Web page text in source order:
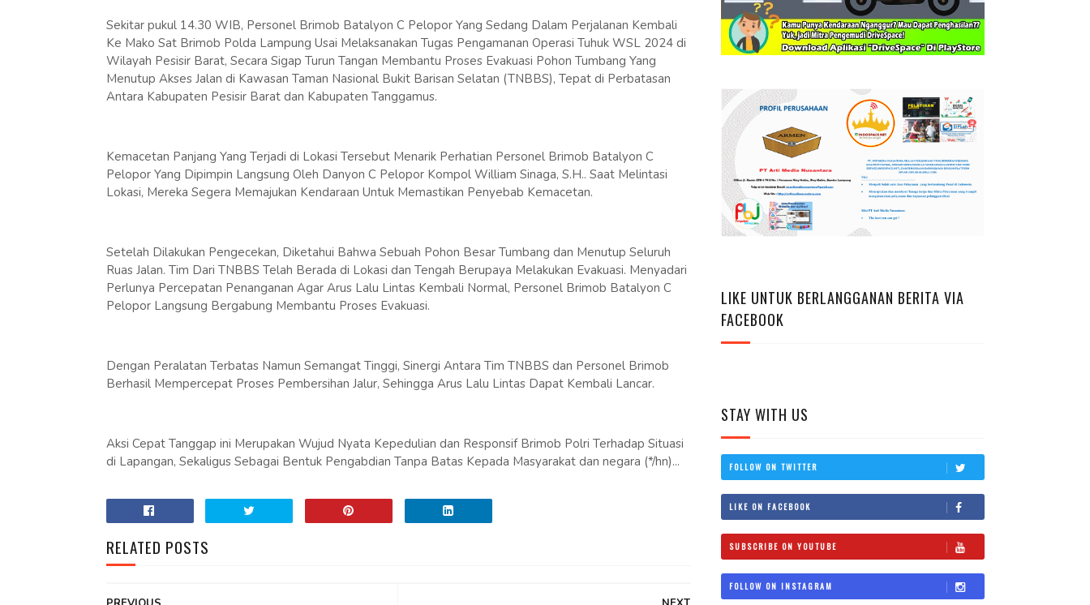
Sekitar pukul 14.30 WIB, Personel Brimob Batalyon C Pelopor Yang Sedang Dalam Perjalanan Kembali
Ke Mako Sat Brimob Polda Lampung Usai Melaksanakan Tugas Pengamanan Operasi Tuhuk WSL 2024 di
Wilayah Pesisir Barat, Secara Sigap Turun Tangan Membantu Proses Evakuasi Pohon Tumbang Yang
Menutup Akses Jalan di Kawasan Taman Nasional Bukit Barisan Selatan (TNBBS), Tepat di Perbatasan
Antara Kabupaten Pesisir Barat dan Kabupaten Tanggamus.
Kemacetan Panjang Yang Terjadi di Lokasi Tersebut Menarik Perhatian Personel Brimob Batalyon C
Pelopor Yang Dipimpin Langsung Oleh Danyon C Pelopor Kompol William Sinaga, S.H.. Saat Melintasi
Lokasi, Mereka Segera Memajukan Kendaraan Untuk Memastikan Penyebab Kemacetan.
Setelah Dilakukan Pengecekan, Diketahui Bahwa Sebuah Pohon Besar Tumbang dan Menutup Seluruh
Ruas Jalan. Tim Dari TNBBS Telah Berada di Lokasi dan Tengah Berupaya Melakukan Evakuasi. Menyadari
Perlunya Percepatan Penanganan Agar Arus Lalu Lintas Kembali Normal, Personel Brimob Batalyon C
Pelopor Langsung Bergabung Membantu Proses Evakuasi.
Dengan Peralatan Terbatas Namun Semangat Tinggi, Sinergi Antara Tim TNBBS dan Personel Brimob
Berhasil Mempercepat Proses Pembersihan Jalur, Sehingga Arus Lalu Lintas Dapat Kembali Lancar.
Aksi Cepat Tanggap ini Merupakan Wujud Nyata Kepedulian dan Responsif Brimob Polri Terhadap Situasi
di Lapangan, Sekaligus Sebagai Bentuk Pengabdian Tanpa Batas Kepada Masyarakat dan negara (*/hn)...
RELATED POSTS
LIKE UNTUK BERLANGGANAN BERITA VIA
FACEBOOK
STAY WITH US
FOLLOW ON TWITTER
LIKE ON FACEBOOK
SUBSCRIBE ON YOUTUBE
FOLLOW ON INSTAGRAM